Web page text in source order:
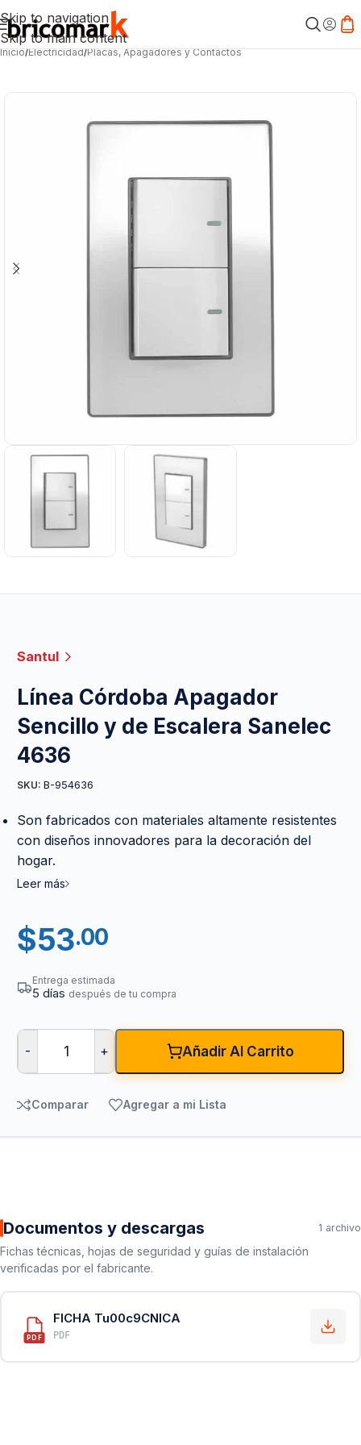
Skip to navigation
Skip to main content
Inicio/Electricidad/Placas, Apagadores y Contactos
Santul
Línea Córdoba Apagador
Sencillo y de Escalera Sanelec
4636
SKU: B-954636
Son fabricados con materiales altamente resistentes
con diseños innovadores para la decoración del
hogar.
Leer más
$53.00
Entrega estimada
5 días después de tu compra
- + Añadir Al Carrito
Comparar Agregar a mi Lista
Documentos y descargas 1 archivo
Fichas técnicas, hojas de seguridad y guías de instalación
verificadas por el fabricante.
PDF
FICHA Tu00c9CNICA
PDF